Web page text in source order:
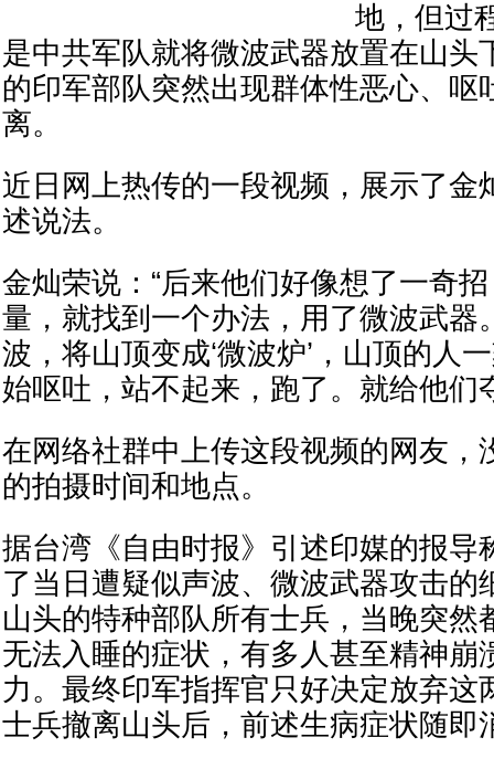
地，但过
是中共军队就将微波武器放置在山头
的印军部队突然出现群体性恶心、呕
离。
近日网上热传的一段视频，展示了金
述说法。
金灿荣说：“后来他们好像想了一奇
量，就找到一个办法，用了微波武器
波，将山顶变成‘微波炉’，山顶的人
始呕吐，站不起来，跑了。就给他们
在网络社群中上传这段视频的网友，
的拍摄时间和地点。
据台湾《自由时报》引述印媒的报导
了当日遭疑似声波、微波武器攻击的
山头的特种部队所有士兵，当晚突然
无法入睡的症状，有多人甚至精神崩
力。最终印军指挥官只好决定放弃这
士兵撤离山头后，前述生病症状随即